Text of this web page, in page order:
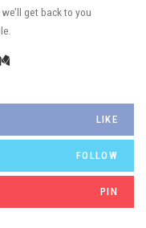
we’ll get back to you
LIKE
FOLLOW
PIN